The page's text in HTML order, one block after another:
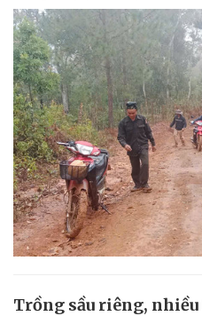
Trồng sầu riêng,